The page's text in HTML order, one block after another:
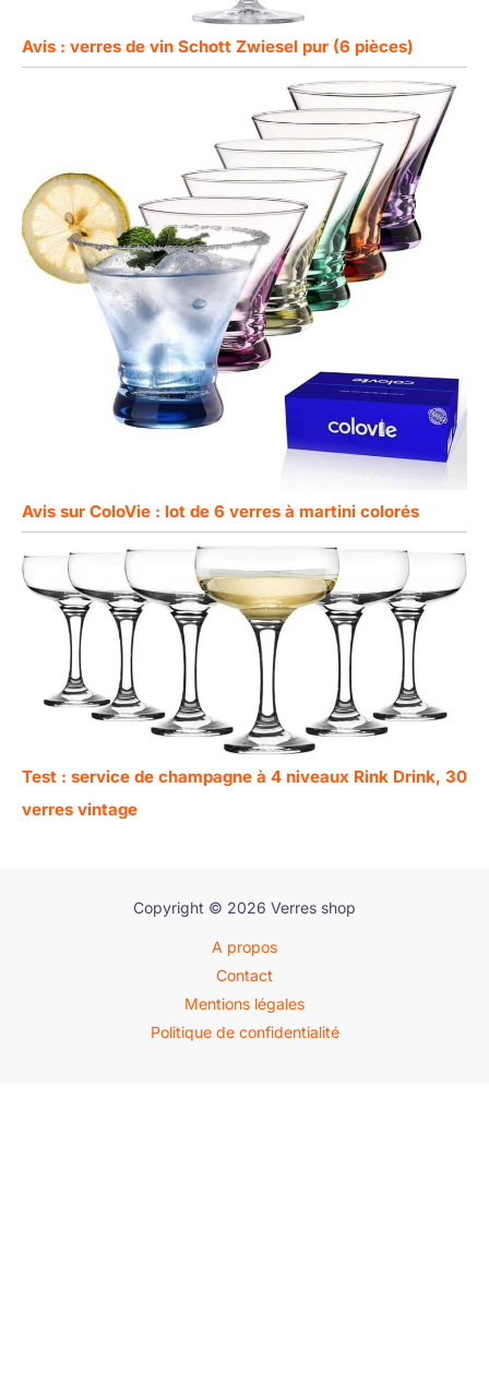
Avis : verres de vin Schott Zwiesel pur (6 pièces)
Avis sur ColoVie : lot de 6 verres à martini colorés
Test : service de champagne à 4 niveaux Rink Drink, 30
verres vintage
Copyright © 2026 Verres shop
A propos
Contact
Mentions légales
Politique de confidentialité